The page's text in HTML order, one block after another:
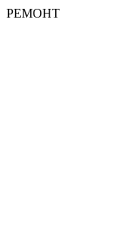
РЕМОНТ